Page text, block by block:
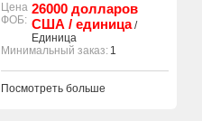
долговечный, готовый к
работе.
Цена
ФОБ:
26000 долларов
США / единица/
Единица
Минимальный заказ: 1
Посмотреть больше